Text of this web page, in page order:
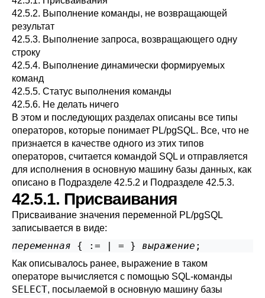
42.5.2. Выполнение команды, не возвращающей
результат
42.5.3. Выполнение запроса, возвращающего одну
строку
42.5.4. Выполнение динамически формируемых
команд
42.5.5. Статус выполнения команды
42.5.6. Не делать ничего
В этом и последующих разделах описаны все типы
операторов, которые понимает PL/pgSQL. Все, что не
признается в качестве одного из этих типов
операторов, считается командой SQL и отправляется
для исполнения в основную машину базы данных, как
описано в Подразделе 42.5.2 и Подразделе 42.5.3.
42.5.1. Присваивания
Присваивание значения переменной PL/pgSQL
записывается в виде:
переменная { := | = } выражение
Как описывалось ранее, выражение в таком
операторе вычисляется с помощью SQL-команды
SELECT, посылаемой в основную машину базы